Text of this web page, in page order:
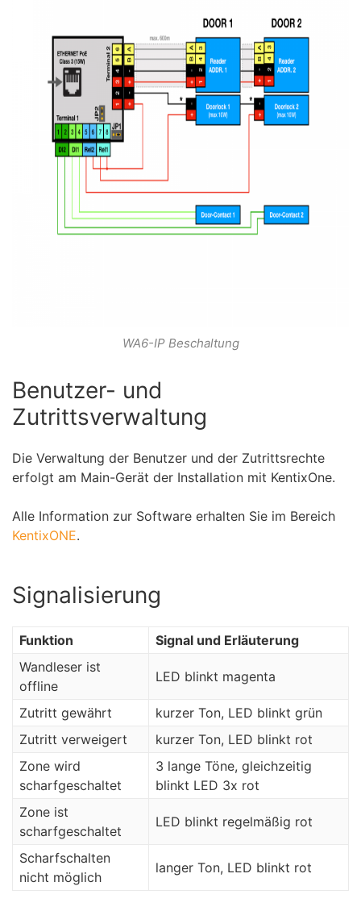
WA6-IP Beschaltung
Benutzer- und
Zutrittsverwaltung
Die Verwaltung der Benutzer und der Zutrittsrechte
erfolgt am Main-Gerät der Installation mit KentixOne.
Alle Information zur Software erhalten Sie im Bereich
KentixONE.
Signalisierung
Funktion
Signal und Erläuterung
Wandleser ist
offline
LED blinkt magenta
Zutritt gewährt
kurzer Ton, LED blinkt grün
Zutritt verweigert
kurzer Ton, LED blinkt rot
Zone wird
scharfgeschaltet
3 lange Töne, gleichzeitig
blinkt LED 3x rot
Zone ist
scharfgeschaltet
LED blinkt regelmäßig rot
Scharfschalten
nicht möglich
langer Ton, LED blinkt rot